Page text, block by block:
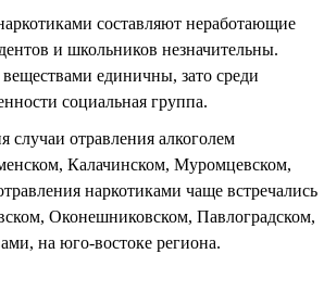
составляют неработающие
и школьников незначительны.
единичны, зато среди
социальная группа.
случаи отравления алкоголем
Калачинском, Муромцевском,
наркотиками чаще встречались
Оконешниковском, Павлоградском,
на юго-востоке региона.